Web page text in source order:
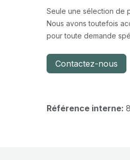
Seule une sélection de
Nous avons toutefois
pour toute demande
Contactez-nous
Référence interne: